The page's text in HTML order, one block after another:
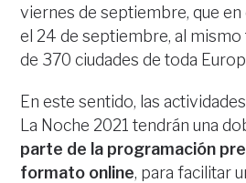
viernes de septiembre, que
el 24 de septiembre, al
de 370 ciudades de toda
En este sentido, las
La Noche 2021 tendrán una
parte de la programación
formato online, para facilitar